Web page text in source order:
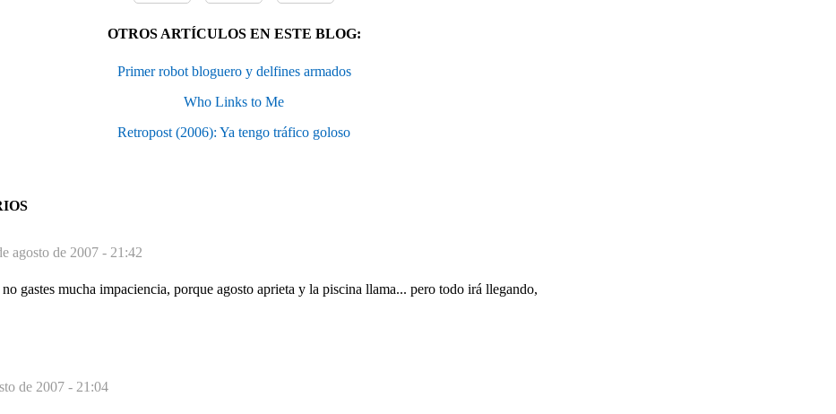
OTROS ARTÍCULOS EN ESTE BLOG:
Primer robot bloguero y delfines armados
Who Links to Me
Retropost (2006): Ya tengo tráfico goloso
agosto de 2007 - 21:42
gastes mucha impaciencia, porque agosto aprieta y la piscina llama... pero todo irá llegando,
de 2007 - 21:04